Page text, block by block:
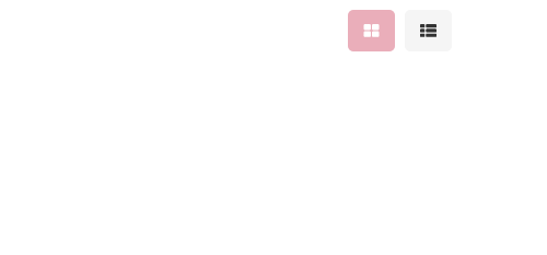
Mostrar resultados em
Mostrar